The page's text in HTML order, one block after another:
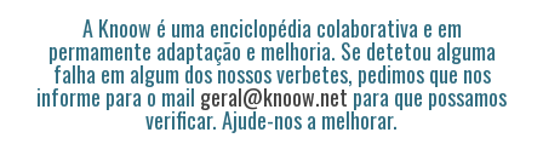
A Knoow é uma enciclopédia colaborativa e em
permamente adaptação e melhoria. Se detetou alguma
falha em algum dos nossos verbetes, pedimos que nos
informe para o mail geral@knoow.netpara que possamos
verificar. Ajude-nos a melhorar.